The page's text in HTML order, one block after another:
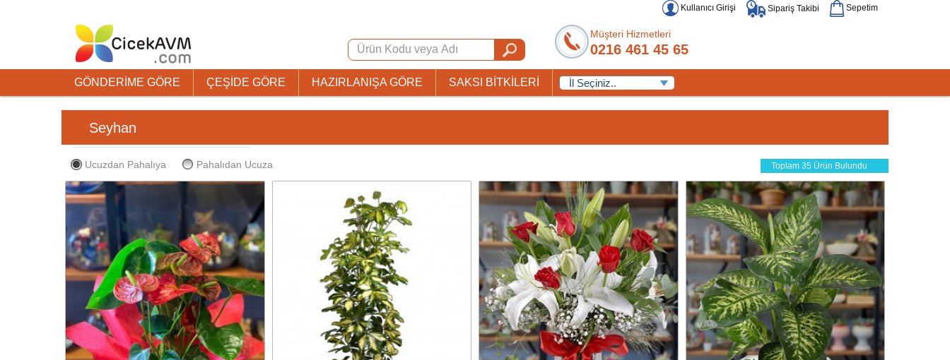
Kullanıcı Girişi Sipariş Takibi Sepetim
Müşteri Hizmetleri
0216 461 45 65
GÖNDERİME GÖRE ÇEŞİDE GÖRE HAZIRLANIŞA GÖRE SAKSI BİTKİLERİ
Seyhan
Ucuzdan Pahalıya Pahalıdan Ucuza Toplam 35 Ürün Bulundu